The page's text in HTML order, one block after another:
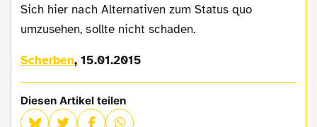
Sich hier nach Alternativen zum Status quo
umzusehen, sollte nicht schaden.
Scherben, 15.01.2015
Diesen Artikel teilen